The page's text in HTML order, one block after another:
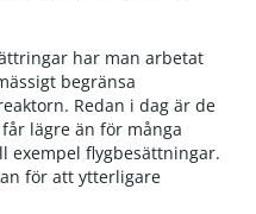
har man arbetat
begränsa
Redan i dag är de
lägre än för många
exempel flygbesättningar.
för att ytterligare